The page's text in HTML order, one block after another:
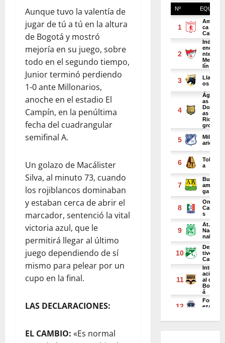
Aunque tuvo la valentía de
jugar de tú a tú en la altura
de Bogotá y mostró
mejoría en su juego, sobre
todo en el segundo tiempo,
Junior terminó perdiendo
1-0 ante Millonarios,
anoche en el estadio El
Campín, en la penúltima
fecha del cuadrangular
semifinal A.
Un golazo de Macálister
Silva, al minuto 73, cuando
los rojiblancos dominaban
y estaban cerca de abrir el
marcador, sentenció la vital
victoria azul, que le
permitirá llegar al último
juego dependiendo de sí
mismo para pelear por un
cupo en la final.
LAS DECLARACIONES:
EL CAMBIO: «Es normal